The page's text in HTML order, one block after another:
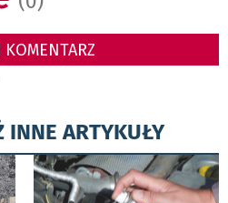
KOMENTARZ
INNE ARTYKUŁY